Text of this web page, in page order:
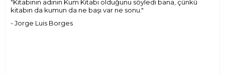
"Kitabının adının Kum Kitabı olduğunu söyledi bana, çünkü
kitabın da kumun da ne başı var ne sonu."
- Jorge Luis Borges